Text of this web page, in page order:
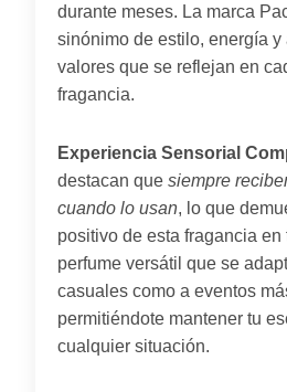
durante meses. La marca
sinónimo de estilo, energía y
valores que se reflejan en
fragancia.
Experiencia Sensorial
destacan que siempre
cuando lo usan, lo que
positivo de esta fragancia
perfume versátil que se
casuales como a eventos
permitiéndote mantener tu
cualquier situación.